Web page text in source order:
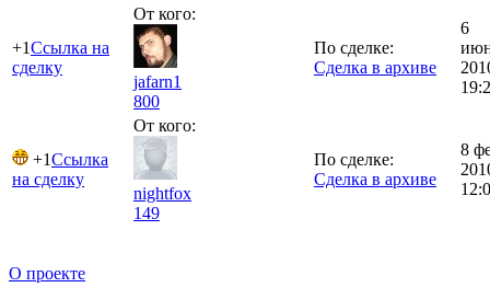
+1Ссылка на
сделку
От кого:
jafarn1
800
По сделке:
Сделка в архиве
6
+1Ссылка
на сделку
От кого:
nightfox
149
По сделке:
Сделка в архиве
8
О проекте